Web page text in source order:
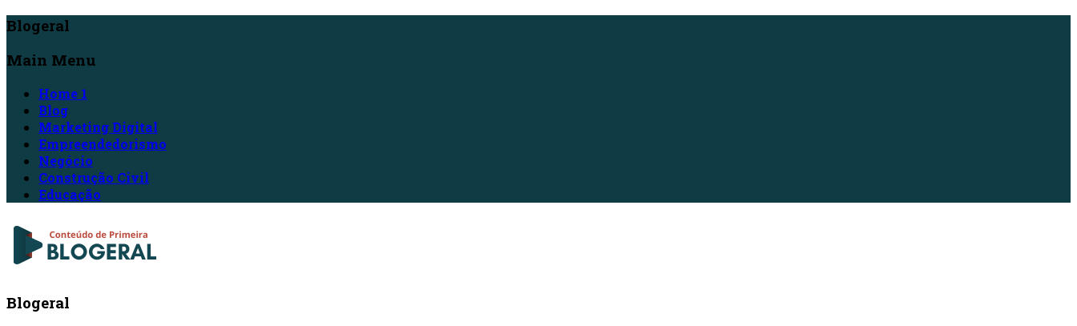
Blogeral
Main Menu
Home 1
Blog
Marketing Digital
Empreendedorismo
Negócio
Construção Civil
Educação
Blogeral